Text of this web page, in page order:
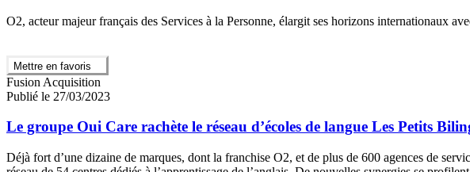
O2, acteur majeur français des Services à la Personne, élargit ses horizons internationaux
Mettre en favoris
Fusion Acquisition
Publié le 27/03/2023
Le groupe Oui Care rachète le réseau d’écoles de langue Les Petits
Déjà fort d’une dizaine de marques, dont la franchise O2, et de plus de 600 agences de